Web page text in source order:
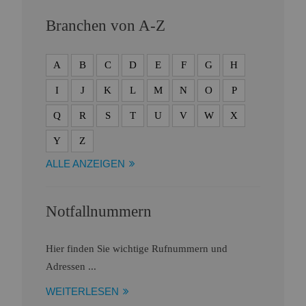
Branchen von A-Z
A B C D E F G H
I J K L M N O P
Q R S T U V W X
Y Z
ALLE ANZEIGEN
Notfallnummern
Hier finden Sie wichtige Rufnummern und
Adressen ...
WEITERLESEN